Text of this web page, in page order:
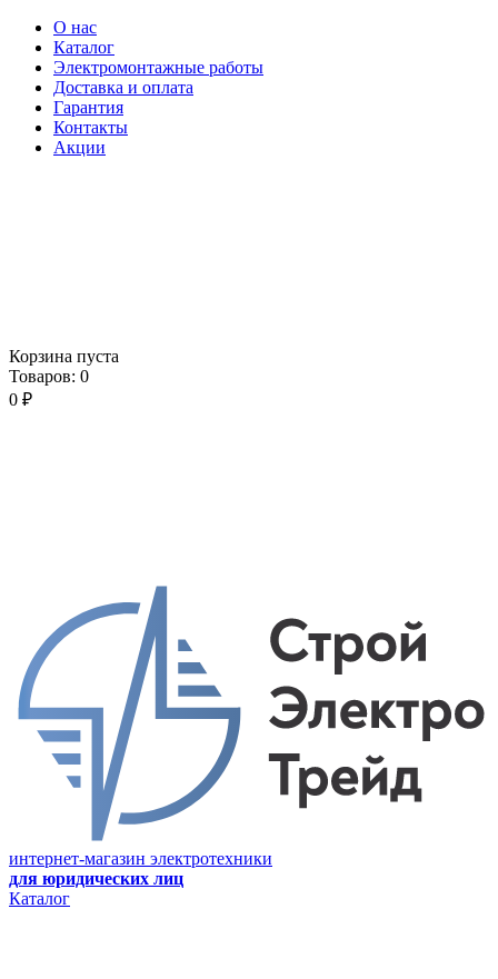
О нас
Каталог
Электромонтажные работы
Доставка и оплата
Гарантия
Контакты
Акции
Корзина пуста
Товаров: 0
0 ₽
интернет-магазин электротехники
для юридических лиц
Каталог